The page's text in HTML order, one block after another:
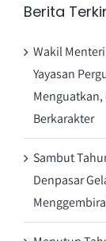
Berita
Wakil
Yayasan
Berkarakter
Sambut
Denpasar